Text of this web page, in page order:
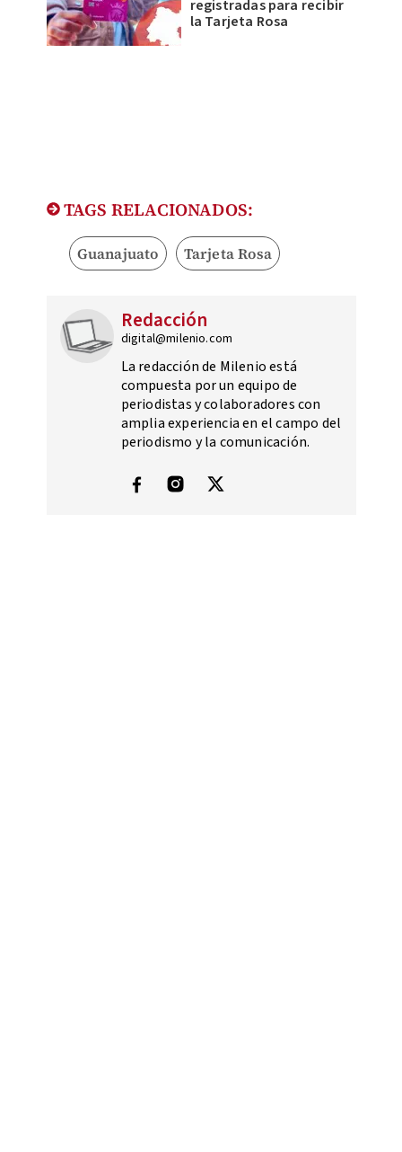
registradas para recibir
la Tarjeta Rosa
TAGS RELACIONADOS:
Guanajuato Tarjeta Rosa
Redacción
digital@milenio.com
La redacción de Milenio está
compuesta por un equipo de
periodistas y colaboradores con
amplia experiencia en el campo del
periodismo y la comunicación.